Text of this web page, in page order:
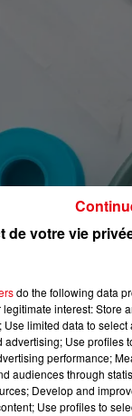
vacances : les dix
de votre vie
do the following data
interest: Store
limited data to
Use profiles
performance;
audiences through
Develop and
Use profiles to